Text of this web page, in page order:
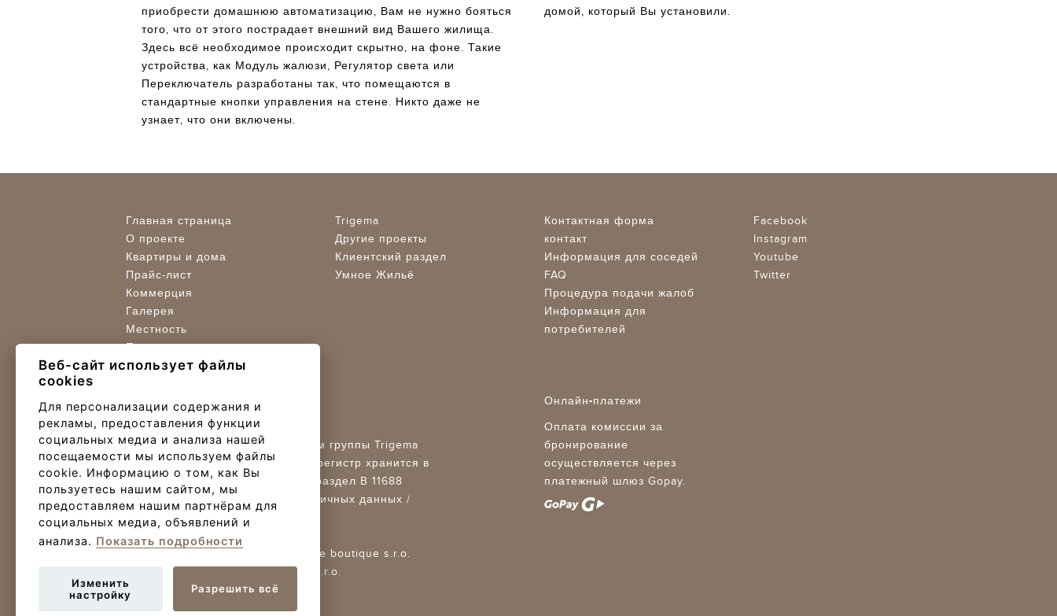
приобрести домашнюю автоматизацию, Вам не нужно бояться
того, что от этого пострадает внешний вид Вашего жилища.
Здесь всё необходимое происходит скрытно, на фоне. Такие
устройства, как Модуль жалюзи, Регулятор света или
Переключатель разработаны так, что помещаются в
стандартные кнопки управления на стене. Никто даже не
узнает, что они включены.
домой, который Вы установили.
Главная страница
О проекте
Квартиры и дома
Прайс-лист
Коммерция
Галерея
Местность
Порядок покупки
Центр продаж
Trigema
Другие проекты
Клиентский раздел
Умное Жильё
Контактная форма
контакт
Информация для соседей
FAQ
Процедура подачи жалоб
Информация для
потребителей
Facebook
Instagram
Youtube
Twitter
@ TRIGEMA, a.s. 2023
Trigema Projekt Braník a.s., членом группы Trigema
ОГРН: 27875750,Коммерческий регистр хранится в
регистрационном суде в Праге, раздел B 11688
Условия и положения
Защита личных данных /
Cookies settings
Design Trigema + Re-Hab / Creative boutique s.r.o.
Внедрение и эксплуатация Nux s.r.o.
Онлайн-платежи
Оплата комиссии за
бронирование
осуществляется через
платежный шлюз Gopay.
Веб-сайт использует файлы
cookies
Для персонализации содержания и
рекламы, предоставления функции
социальных медиа и анализа нашей
посещаемости мы используем файлы
cookie. Информацию о том, как Вы
пользуетесь нашим сайтом, мы
предоставляем нашим партнёрам для
социальных медиа, объявлений и
анализа. Показать подробности
Изменить
настройку
Разрешить всё